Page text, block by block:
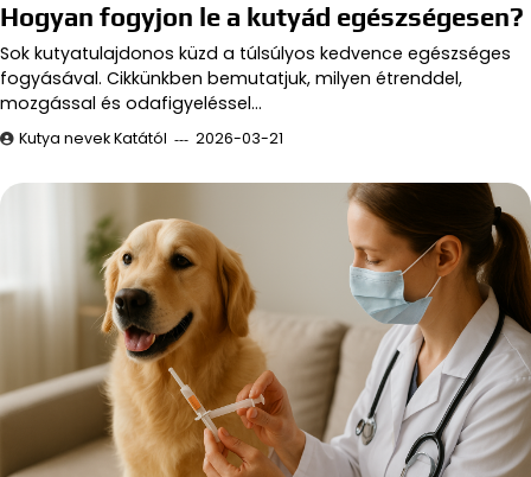
Hogyan fogyjon le a kutyád egészségesen?
Sok kutyatulajdonos küzd a túlsúlyos kedvence egészséges
fogyásával. Cikkünkben bemutatjuk, milyen étrenddel,
mozgással és odafigyeléssel…
Kutya nevek Katától 2026-03-21